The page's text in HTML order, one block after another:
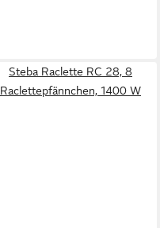
Steba Raclette RC 28, 8
Raclettepfännchen, 1400 W